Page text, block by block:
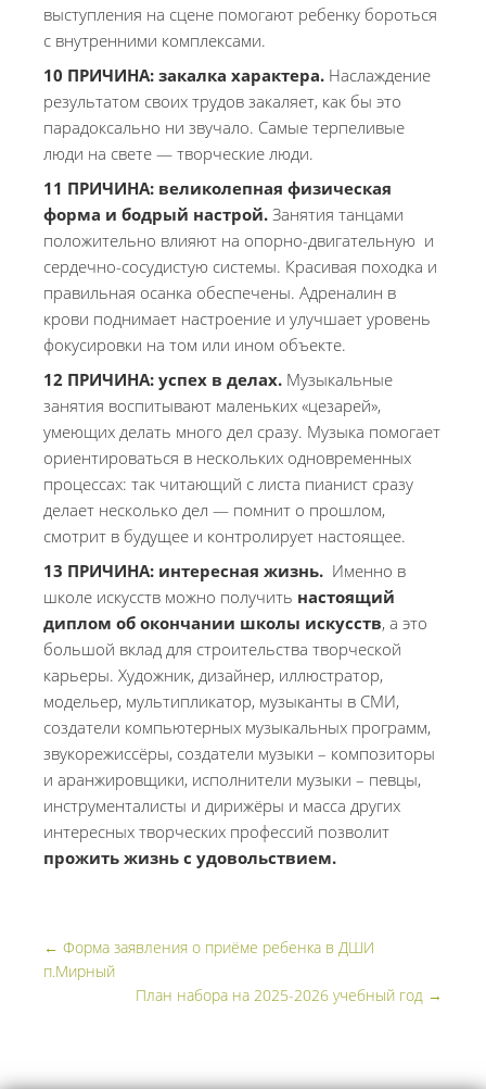
выступления на сцене помогают ребенку бороться
с внутренними комплексами.
10 ПРИЧИНА: закалка характера. Наслаждение
результатом своих трудов закаляет, как бы это
парадоксально ни звучало. Самые терпеливые
люди на свете — творческие люди.
11 ПРИЧИНА: великолепная физическая
форма и бодрый настрой. Занятия танцами
положительно влияют на опорно-двигательную и
сердечно-сосудистую системы. Красивая походка и
правильная осанка обеспечены. Адреналин в
крови поднимает настроение и улучшает уровень
фокусировки на том или ином объекте.
12 ПРИЧИНА: успех в делах. Музыкальные
занятия воспитывают маленьких «цезарей»,
умеющих делать много дел сразу. Музыка помогает
ориентироваться в нескольких одновременных
процессах: так читающий с листа пианист сразу
делает несколько дел — помнит о прошлом,
смотрит в будущее и контролирует настоящее.
13 ПРИЧИНА: интересная жизнь. Именно в
школе искусств можно получить настоящий
диплом об окончании школы искусств, а это
большой вклад для строительства творческой
карьеры. Художник, дизайнер, иллюстратор,
модельер, мультипликатор, музыканты в СМИ,
создатели компьютерных музыкальных программ,
звукорежиссёры, создатели музыки – композиторы
и аранжировщики, исполнители музыки – певцы,
инструменталисты и дирижёры и масса других
интересных творческих профессий позволит
прожить жизнь с удовольствием.
← Форма заявления о приёме ребенка в ДШИ
п.Мирный
План набора на 2025-2026 учебный год →